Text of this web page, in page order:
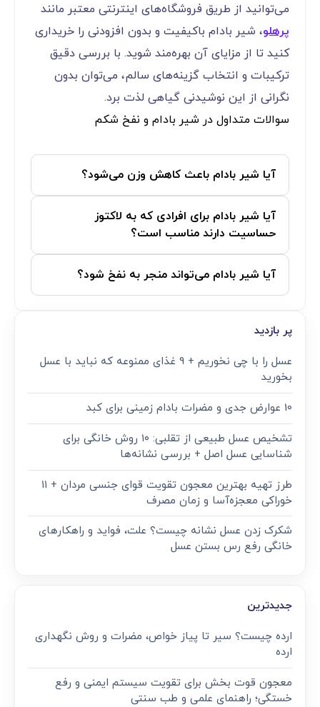
می‌توانید از طریق فروشگاه‌های اینترنتی معتبر مانند
پرهلو، شیر بادام باکیفیت و بدون افزودنی را خریداری
کنید تا از مزایای آن بهره‌مند شوید. با بررسی دقیق
ترکیبات و انتخاب گزینه‌های سالم، می‌توان بدون
نگرانی از این نوشیدنی گیاهی لذت برد.
سوالات متداول در شیر بادام و نفخ شکم
آیا شیر بادام باعث کاهش وزن می‌شود؟
آیا شیر بادام برای افرادی که به لاکتوز
حساسیت دارند مناسب است؟
آیا شیر بادام می‌تواند منجر به نفخ شود؟
پر بازدید
عسل را با چی نخوریم + 9 غذای ممنوعه که نباید با عسل
بخورید
10 عوارض جدی و مضرات بادام زمینی برای کبد
تشخیص عسل طبیعی از تقلبی: ۱۰ روش خانگی برای
شناسایی عسل اصل + بررسی نشانه‌ها
طرز تهیه بهترین معجون تقویت قوای جنسی مردان + ۱۱
خوراکی معجزه‌آسا و زمان مصرف
شکرک زدن عسل نشانه چیست؟ علت، فواید و راهکارهای
خانگی رفع رس بستن عسل
جدیدترین
ارده چیست؟ سیر تا پیاز خواص، مضرات و روش نگهداری
ارده
معجون قوت‌ بخش برای تقویت سیستم ایمنی و رفع
خستگی؛ راهنمای علمی و طب سنتی